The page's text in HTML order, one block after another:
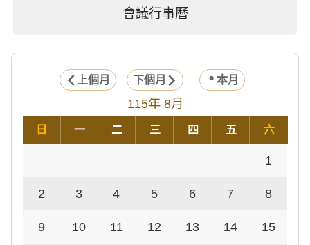
會議行事曆
上個月 下個月 本月
115年 8月
日 一 二 三 四 五 六
1
2 3 4 5 6 7 8
9 10 11 12 13 14 15